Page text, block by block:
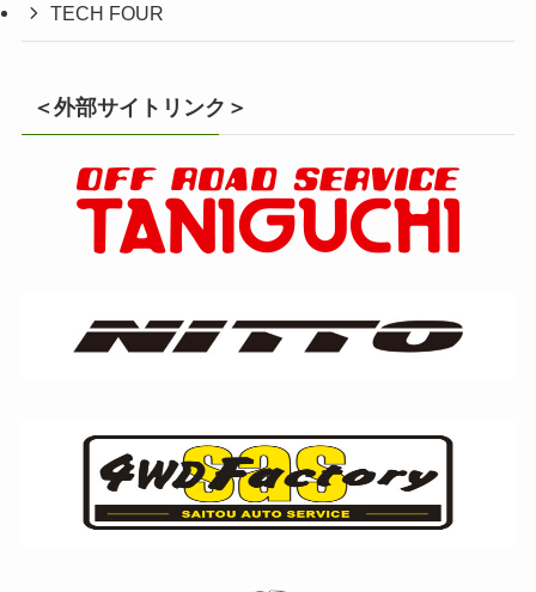
TECH FOUR
＜外部サイトリンク＞